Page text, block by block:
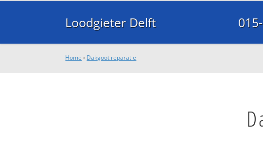
Loodgieter Delft
Home › Dakgoot reparatie